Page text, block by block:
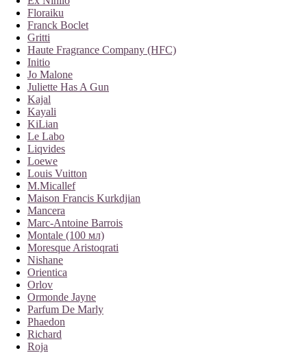
Floraiku
Franck Boclet
Gritti
Haute Fragrance Company (HFC)
Initio
Jo Malone
Juliette Has A Gun
Kajal
Kayali
KiLian
Le Labo
Liqvides
Loewe
Louis Vuitton
M.Micallef
Maison Francis Kurkdjian
Mancera
Marc-Antoine Barrois
Montale (100 мл)
Moresque Aristoqrati
Nishane
Orientica
Orlov
Ormonde Jayne
Parfum De Marly
Phaedon
Richard
Roja